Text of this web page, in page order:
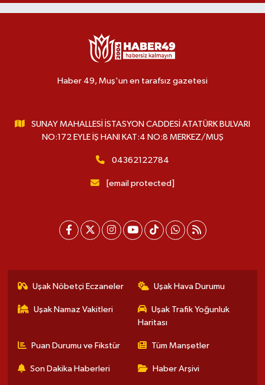
Haber 49, Muş'un en tarafsız gazetesi
SUNAY MAHALLESİ İSTASYON CADDESİ ATATÜRK BULVARI
NO:172 EYLE İŞ HANI KAT:4 NO:8 MERKEZ/MUŞ
04362122784
[email protected]
Uşak Nöbetçi Eczaneler Uşak Hava Durumu
Uşak Namaz Vakitleri
Uşak Trafik Yoğunluk
Haritası
Puan Durumu ve Fikstür Tüm Manşetler
Son Dakika Haberleri Haber Arşivi